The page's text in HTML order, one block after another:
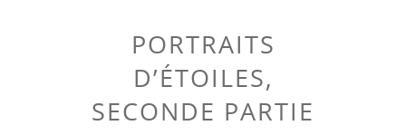
PORTRAITS
D’ÉTOILES,
SECONDE PARTIE